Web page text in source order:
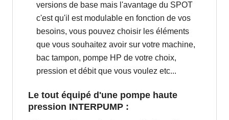
versions de base mais l'avantage du SPOT
c'est qu'il est modulable en fonction de vos
besoins, vous pouvez choisir les éléments
que vous souhaitez avoir sur votre machine,
bac tampon, pompe HP de votre choix,
pression et débit que vous voulez etc...
Le tout équipé d'une pompe haute
pression INTERPUMP :